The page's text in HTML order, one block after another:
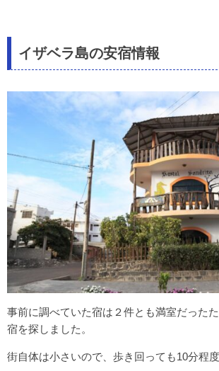
ボリビア
アルゼンチン
ブラジル
content
世界の食事
世界の観光･旅行
世界の乗物/移動
億歩計と行く世界一周の旅
世界一周のおすすめの観光地ランキング ベ
世界一周のおすすめの絶景ランキング
イザベラ島の安宿情報
事前に調べていた宿は２件とも満室だった
宿を探しました。
街自体は小さいので、歩き回っても10分程度